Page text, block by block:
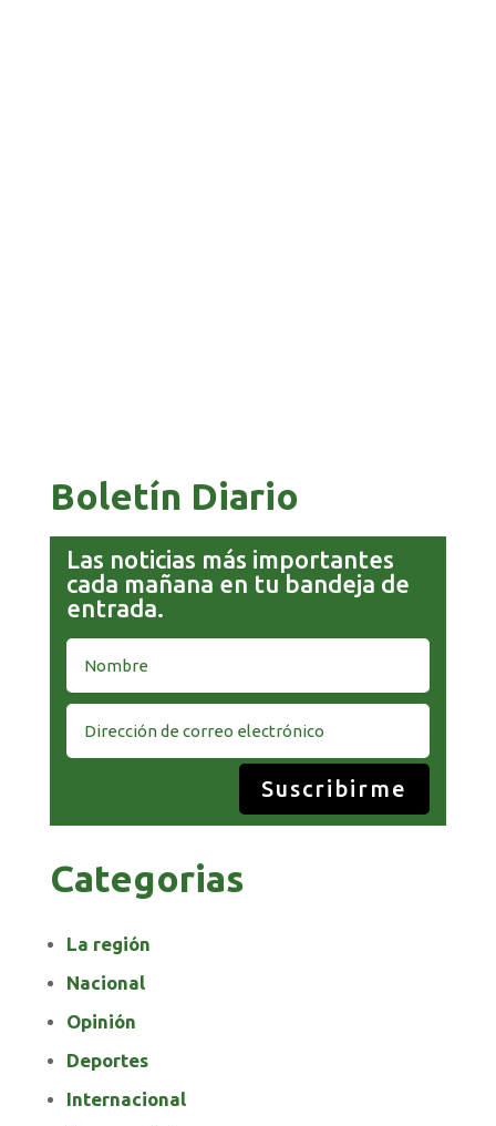
Boletín Diario
Las noticias más importantes
cada mañana en tu bandeja de
entrada.
Suscribirme
Categorias
La región
Nacional
Opinión
Deportes
Internacional